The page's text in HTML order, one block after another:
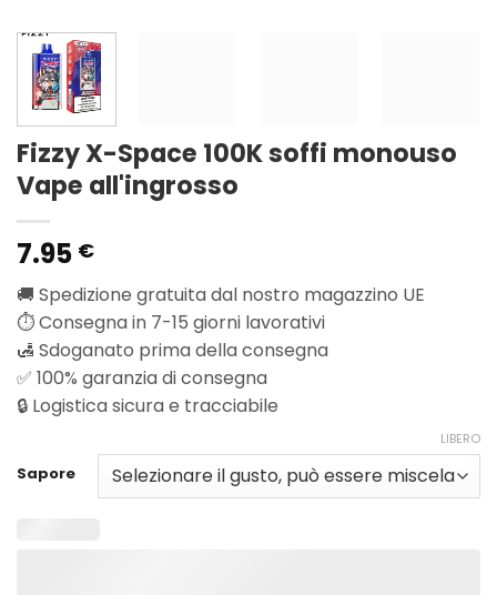
Fizzy X-Space 100K soffi monouso
Vape all'ingrosso
7.95 €
🚚 Spedizione gratuita dal nostro magazzino UE
⏱️ Consegna in 7-15 giorni lavorativi
🛃 Sdoganato prima della consegna
✅ 100% garanzia di consegna
🔒 Logistica sicura e tracciabile
Sapore
LIBERO